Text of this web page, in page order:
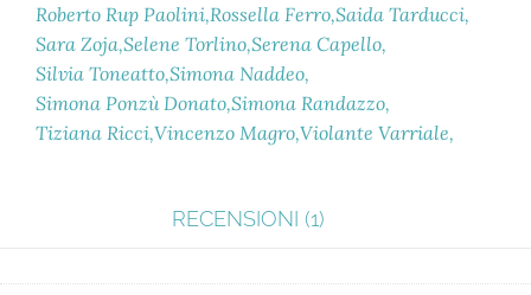
Roberto Rup Paolini Rossella Ferro Saida Tarducci
Sara Zoja Selene Torlino Serena Capello
Silvia Toneatto Simona Naddeo
Simona Ponzù Donato Simona Randazzo
Tiziana Ricci Vincenzo Magro Violante Varriale
RECENSIONI (1)